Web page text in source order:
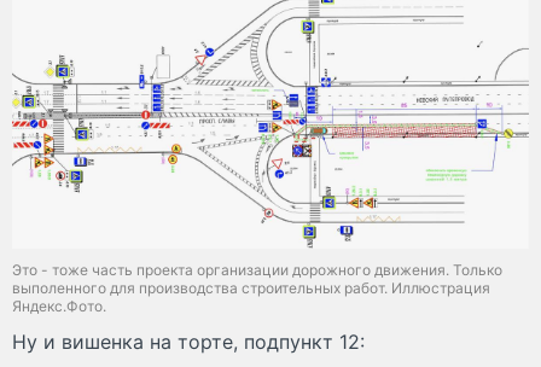
Это - тоже часть проекта организации дорожного движения. Только
выполенного для производства строительных работ. Иллюстрация
Яндекс.Фото.
Ну и вишенка на торте, подпункт 12: